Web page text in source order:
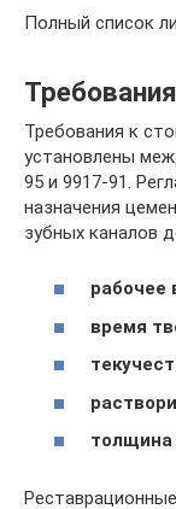
Полный список
Требования к
установлены
95 и 9917-91.
назначения
зубных каналов
рабочее
время
толщина